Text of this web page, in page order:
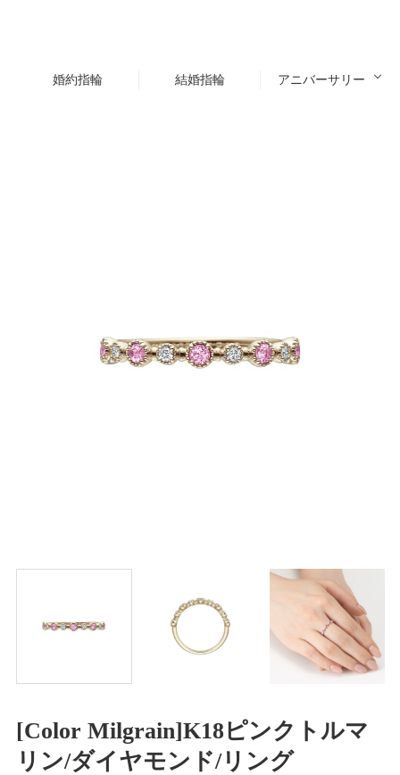
婚約指輪 結婚指輪 アニバーサリー
[Color Milgrain]K18ピンクトルマ
リン/ダイヤモンド/リング